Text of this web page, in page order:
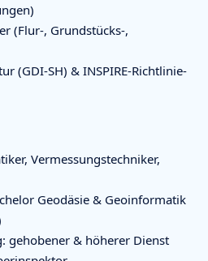
(Flur-, Grundstücks-,
(GDI-SH) & INSPIRE-Richtlinie-
Vermessungstechniker,
Geodäsie & Geoinformatik
gehobener & höherer Dienst